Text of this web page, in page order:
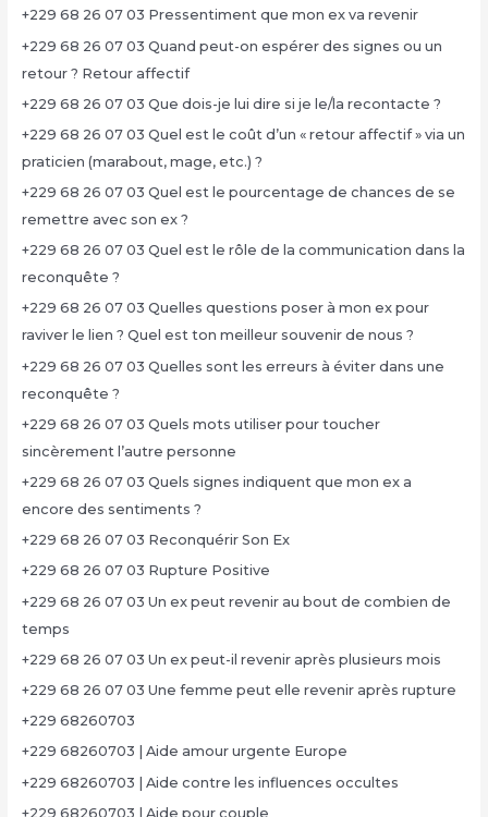
+229 68 26 07 03 Pressentiment que mon ex va revenir
+229 68 26 07 03 Quand peut-on espérer des signes ou un
retour ? Retour affectif
+229 68 26 07 03 Que dois-je lui dire si je le/la recontacte ?
+229 68 26 07 03 Quel est le coût d’un « retour affectif » via un
praticien (marabout, mage, etc.) ?
+229 68 26 07 03 Quel est le pourcentage de chances de se
remettre avec son ex ?
+229 68 26 07 03 Quel est le rôle de la communication dans la
reconquête ?
+229 68 26 07 03 Quelles questions poser à mon ex pour
raviver le lien ? Quel est ton meilleur souvenir de nous ?
+229 68 26 07 03 Quelles sont les erreurs à éviter dans une
reconquête ?
+229 68 26 07 03 Quels mots utiliser pour toucher
sincèrement l’autre personne
+229 68 26 07 03 Quels signes indiquent que mon ex a
encore des sentiments ?
+229 68 26 07 03 Reconquérir Son Ex
+229 68 26 07 03 Rupture Positive
+229 68 26 07 03 Un ex peut revenir au bout de combien de
temps
+229 68 26 07 03 Un ex peut-il revenir après plusieurs mois
+229 68 26 07 03 Une femme peut elle revenir après rupture
+229 68260703
+229 68260703 | Aide amour urgente Europe
+229 68260703 | Aide contre les influences occultes
+229 68260703 | Aide pour couple